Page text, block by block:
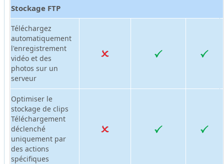
Stockage FTP
Téléchargez
automatiquement
l'enregistrement
vidéo et des
photos sur un
serveur
Optimiser le
stockage de clips
Téléchargement
déclenché
uniquement par
des actions
spécifiques